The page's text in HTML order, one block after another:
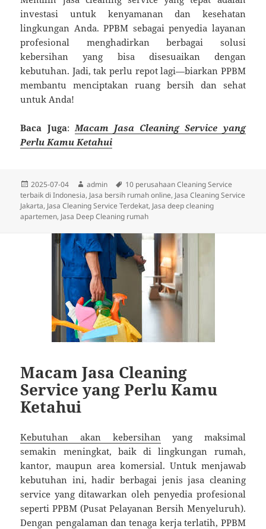
investasi untuk kenyamanan dan kesehatan
lingkungan Anda. PPBM sebagai penyedia layanan
profesional menghadirkan berbagai solusi
kebersihan yang bisa disesuaikan dengan
kebutuhan. Jadi, tak perlu repot lagi—biarkan PPBM
membantu menciptakan ruang bersih dan sehat
untuk Anda!
Baca Juga: Macam Jasa Cleaning Service yang
Perlu Kamu Ketahui
Diposkan
pada
2025-07-04 Penulis
admin Tag
10 perusahaan Cleaning Service
terbaik di Indonesia, Jasa bersih rumah online, Jasa Cleaning Service
Jakarta, Jasa Cleaning Service Terdekat, Jasa deep cleaning
apartemen, Jasa Deep Cleaning rumah
Macam Jasa Cleaning
Service yang Perlu Kamu
Ketahui
Kebutuhan akan kebersihan yang maksimal
semakin meningkat, baik di lingkungan rumah,
kantor, maupun area komersial. Untuk menjawab
kebutuhan ini, hadir berbagai jenis jasa cleaning
service yang ditawarkan oleh penyedia profesional
seperti PPBM (Pusat Pelayanan Bersih Menyeluruh).
Dengan pengalaman dan tenaga kerja terlatih, PPBM